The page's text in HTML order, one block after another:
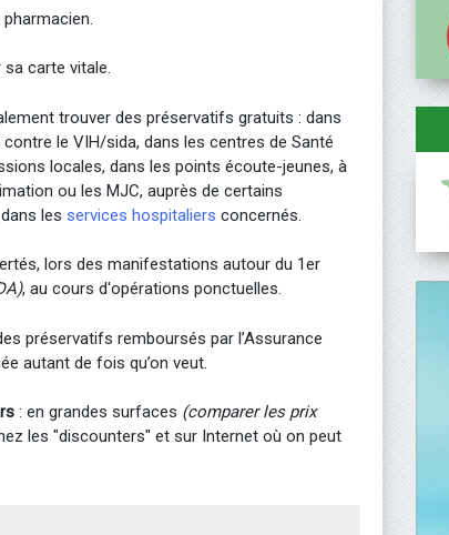
carte vitale.
trouver des préservatifs gratuits : dans
le VIH/sida, dans les centres de Santé
locales, dans les points écoute-jeunes, à
ou les MJC, auprès de certains
les services hospitaliers concernés.
lors des manifestations autour du 1er
, au cours d'opérations ponctuelles.
préservatifs remboursés par l’Assurance
autant de fois qu’on veut.
: en grandes surfaces (comparer les prix
les "discounters" et sur Internet où on peut